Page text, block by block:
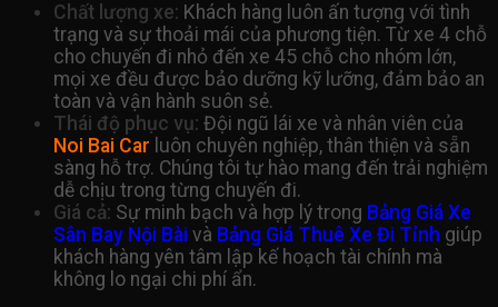
Chất lượng xe: Khách hàng luôn ấn tượng với tình
trạng và sự thoải mái của phương tiện. Từ xe 4 chỗ
cho chuyến đi nhỏ đến xe 45 chỗ cho nhóm lớn,
mọi xe đều được bảo dưỡng kỹ lưỡng, đảm bảo an
toàn và vận hành suôn sẻ.
Thái độ phục vụ: Đội ngũ lái xe và nhân viên của
Noi Bai Car luôn chuyên nghiệp, thân thiện và sẵn
sàng hỗ trợ. Chúng tôi tự hào mang đến trải nghiệm
dễ chịu trong từng chuyến đi.
Giá cả: Sự minh bạch và hợp lý trong Bảng Giá Xe
Sân Bay Nội Bài và Bảng Giá Thuê Xe Đi Tỉnh giúp
khách hàng yên tâm lập kế hoạch tài chính mà
không lo ngại chi phí ẩn.